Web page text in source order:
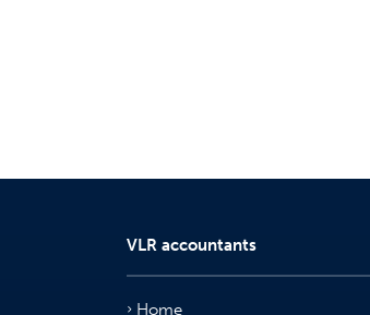
VLR accountants
Home